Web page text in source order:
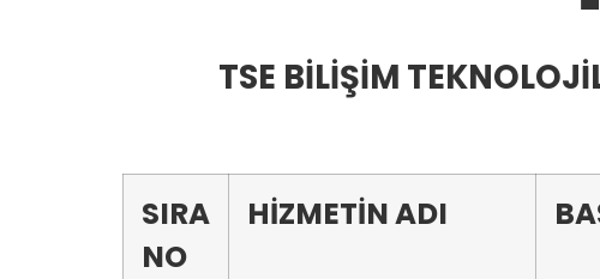
TSE BİLİŞİM
SIRA
NO
HİZMETİN ADI